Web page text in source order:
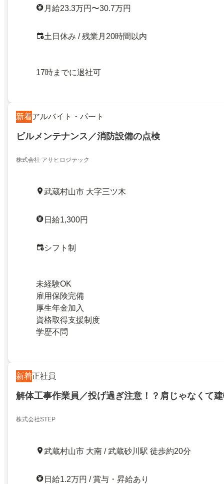
月給23.3万円〜30.7万円
土日休み / 残業月20時間以内
17時までに退社可
新着アルバイト・パート
ビルメンテナンス／消防設備の点検
株式会社 アサヒロジテック
武蔵村山市 大字三ツ木
日給1,300円
シフト制
未経験OK
雇用保険完備
厚生年金加入
資格取得支援制度
学歴不問
新着正社員
解体工事作業員／投げ過ぎ注意！？肩じゃなくて
株式会社STEP
武蔵村山市 大南 / 武蔵砂川駅 徒歩約20分
日給1.2万円 / 賞与・昇給あり